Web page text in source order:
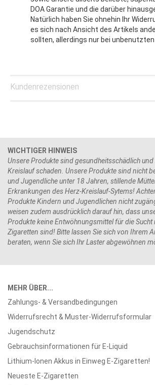
DOA Garantie und die darüber
Natürlich haben Sie ohnehin Ihr
es sich nach Ansicht des Artikels
sollten, allerdings nur bei unbenutzten
Kundenrezensionen
WICHTIGER HINWEIS
Unsere Produkte sind gesundheitsschädlich
Kreislauf schaden. Unsere Produkte sind nicht
und Jugendliche unter 18 Jahren, stillende
Erkrankungen des Herz-Kreislauf-Sytems!
Produkte Kindern und Jugendlichen nicht
weisen zudem ausdrücklich darauf hin, dass
Produkte keine Entwöhnungsmittel für die Sucht
Zigaretten sind! Bitte lassen Sie sich von Ihrem
beraten, wenn Sie sich Ihr Laster abgewöhnen
MEHR ÜBER...
Zahlungs- & Versandbedingungen
Widerrufsrecht & Muster-Widerrufsformular
Jugendschutz
Gebrauchsinformationen für E-Liquid
Lithium-Ionen Akkus in Einweg E-Zigaretten!
Neueste E-Zigaretten